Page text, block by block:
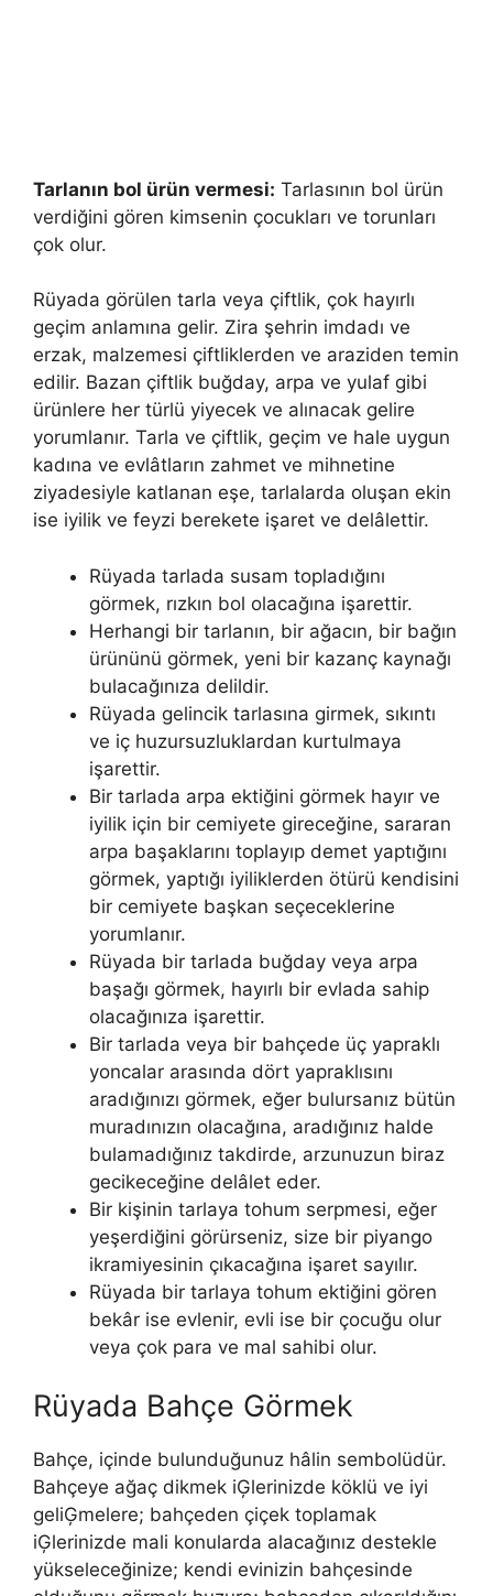
Tarlanın bol ürün vermesi: Tarlasının bol ürün
verdiğini gören kimsenin çocukları ve torunları
çok olur.
Rüyada görülen tarla veya çiftlik, çok hayırlı
geçim anlamına gelir. Zira şehrin imdadı ve
erzak, malzemesi çiftliklerden ve araziden temin
edilir. Bazan çiftlik buğday, arpa ve yulaf gibi
ürünlere her türlü yiyecek ve alınacak gelire
yorumlanır. Tarla ve çiftlik, geçim ve hale uygun
kadına ve evlâtların zahmet ve mihnetine
ziyadesiyle katlanan eşe, tarlalarda oluşan ekin
ise iyilik ve feyzi berekete işaret ve delâlettir.
Rüyada tarlada susam topladığını
görmek, rızkın bol olacağına işarettir.
Herhangi bir tarlanın, bir ağacın, bir bağın
ürününü görmek, yeni bir kazanç kaynağı
bulacağınıza delildir.
Rüyada gelincik tarlasına girmek, sıkıntı
ve iç huzursuzluklardan kurtulmaya
işarettir.
Bir tarlada arpa ektiğini görmek hayır ve
iyilik için bir cemiyete gireceğine, sararan
arpa başaklarını toplayıp demet yaptığını
görmek, yaptığı iyiliklerden ötürü kendisini
bir cemiyete başkan seçeceklerine
yorumlanır.
Rüyada bir tarlada buğday veya arpa
başağı görmek, hayırlı bir evlada sahip
olacağınıza işarettir.
Bir tarlada veya bir bahçede üç yapraklı
yoncalar arasında dört yapraklısını
aradığınızı görmek, eğer bulursanız bütün
muradınızın olacağına, aradığınız halde
bulamadığınız takdirde, arzunuzun biraz
gecikeceğine delâlet eder.
Bir kişinin tarlaya tohum serpmesi, eğer
yeşerdiğini görürseniz, size bir piyango
ikramiyesinin çıkacağına işaret sayılır.
Rüyada bir tarlaya tohum ektiğini gören
bekâr ise evlenir, evli ise bir çocuğu olur
veya çok para ve mal sahibi olur.
Rüyada Bahçe Görmek
Bahçe, içinde bulunduğunuz hâlin sembolüdür.
Bahçeye ağaç dikmek iĢlerinizde köklü ve iyi
geliĢmelere; bahçeden çiçek toplamak
iĢlerinizde mali konularda alacağınız destekle
yükseleceğinize; kendi evinizin bahçesinde